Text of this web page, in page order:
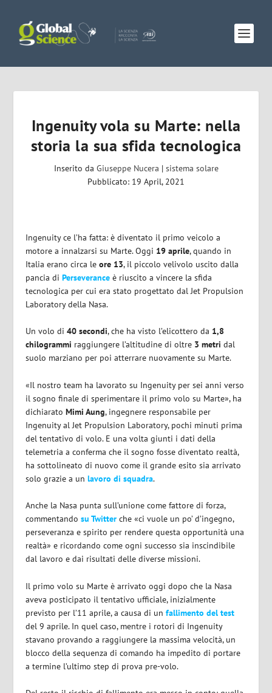
Ingenuity vola su Marte: nella
storia la sua sfida tecnologica
Inserito da Giuseppe Nucera | sistema solare
Pubblicato: 19 April, 2021
Ingenuity ce l’ha fatta: è diventato il primo veicolo a
motore a innalzarsi su Marte. Oggi 19 aprile, quando in
Italia erano circa leore 13, il piccolo velivolo uscito dalla
pancia diPerseverance è riuscito a vincere la sfida
tecnologica per cui era stato progettato dal Jet Propulsion
Laboratory della Nasa.
Un volo di40 secondi, che ha visto l’elicottero da 1,8
chilogrammi raggiungere l’altitudine di oltre 3 metri dal
suolo marziano per poi atterrare nuovamente su Marte.
«Il nostro team ha lavorato su Ingenuity per sei anni verso
il sogno finale di sperimentare il primo volo su Marte», ha
dichiaratoMimi Aung, ingegnere responsabile per
Ingenuity al Jet Propulsion Laboratory, pochi minuti prima
del tentativo di volo. E una volta giunti i dati della
telemetria a conferma che il sogno fosse diventato realtà,
ha sottolineato di nuovo come il grande esito sia arrivato
solo grazie a unlavoro di squadra.
Anche la Nasa punta sull’unione come fattore di forza,
commentandosu Twitter che «ci vuole un po’ d’ingegno,
perseveranza e spirito per rendere questa opportunità una
realtà» e ricordando come ogni successo sia inscindibile
dal lavoro e dai risultati delle diverse missioni.
Il primo volo su Marte è arrivato oggi dopo che la Nasa
aveva posticipato il tentativo ufficiale, inizialmente
previsto per l’11 aprile, a causa di un fallimento del test
del 9 aprile. In quel caso, mentre i rotori di Ingenuity
stavano provando a raggiungere la massima velocità, un
blocco della sequenza di comando ha impedito di portare
a termine l’ultimo step di prova pre-volo.